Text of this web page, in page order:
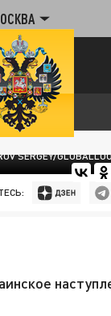
SERGEY/